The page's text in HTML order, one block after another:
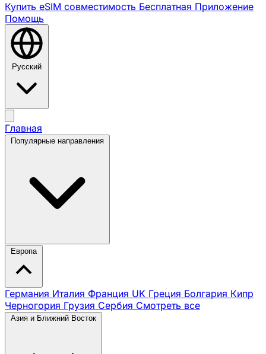
Купить eSIM совместимость Бесплатная Приложение
Помощь
Русский
Главная
Популярные направления
Европа
Германия Италия Франция UK Греция Болгария Кипр
Черногория Грузия Сербия Смотреть все
Азия и Ближний Восток